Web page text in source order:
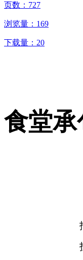
页数： 727
浏览量： 169
下载量： 20
食堂